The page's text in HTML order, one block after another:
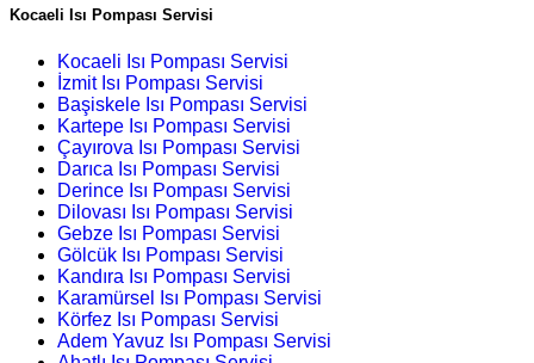
Kocaeli Isı Pompası Servisi
Kocaeli Isı Pompası Servisi
İzmit Isı Pompası Servisi
Başiskele Isı Pompası Servisi
Kartepe Isı Pompası Servisi
Çayırova Isı Pompası Servisi
Darıca Isı Pompası Servisi
Derince Isı Pompası Servisi
Dilovası Isı Pompası Servisi
Gebze Isı Pompası Servisi
Gölcük Isı Pompası Servisi
Kandıra Isı Pompası Servisi
Karamürsel Isı Pompası Servisi
Körfez Isı Pompası Servisi
Adem Yavuz Isı Pompası Servisi